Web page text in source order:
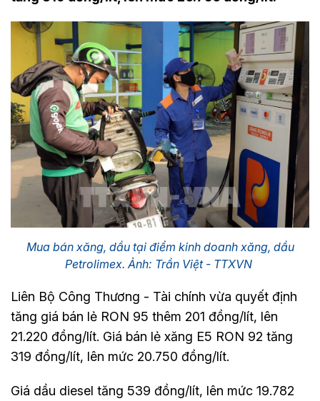
Mua bán xăng, dầu tại điểm kinh doanh xăng, dầu
Petrolimex. Ảnh: Trần Việt - TTXVN
Liên Bộ Công Thương - Tài chính vừa quyết định
tăng giá bán lẻ RON 95 thêm 201 đồng/lít, lên
21.220 đồng/lít. Giá bán lẻ xăng E5 RON 92 tăng
319 đồng/lít, lên mức 20.750 đồng/lít.
Giá dầu diesel tăng 539 đồng/lít, lên mức 19.782